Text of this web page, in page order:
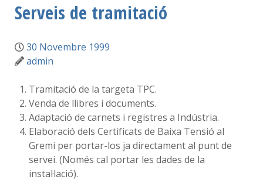
Serveis de tramitació
30 Novembre 1999
admin
Tramitació de la targeta TPC.
Venda de llibres i documents.
Adaptació de carnets i registres a Indústria.
Elaboració dels Certificats de Baixa Tensió al
Gremi per portar-los ja directament al punt de
servei. (Només cal portar les dades de la
instal·lació).